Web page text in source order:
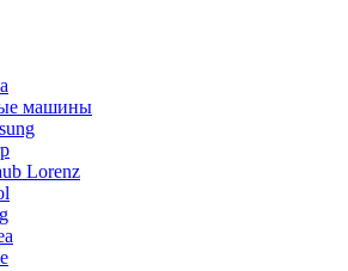
машины
Lorenz